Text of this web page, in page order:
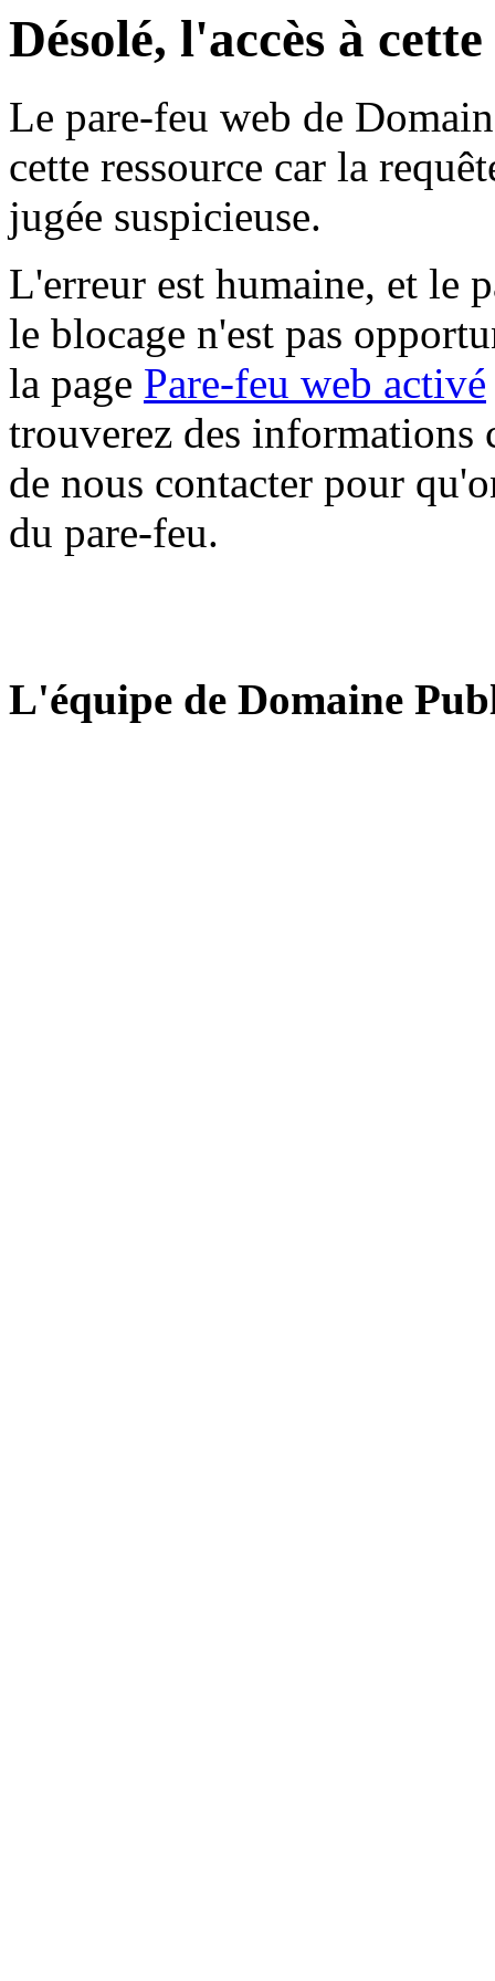
Désolé, l'accès à
Le pare-feu web de
cette ressource car la
jugée suspicieuse.
L'erreur est humaine, et le
le blocage n'est pas
la page Pare-feu web activé
trouverez des informations
de nous contacter pour
du pare-feu.
L'équipe de Domaine